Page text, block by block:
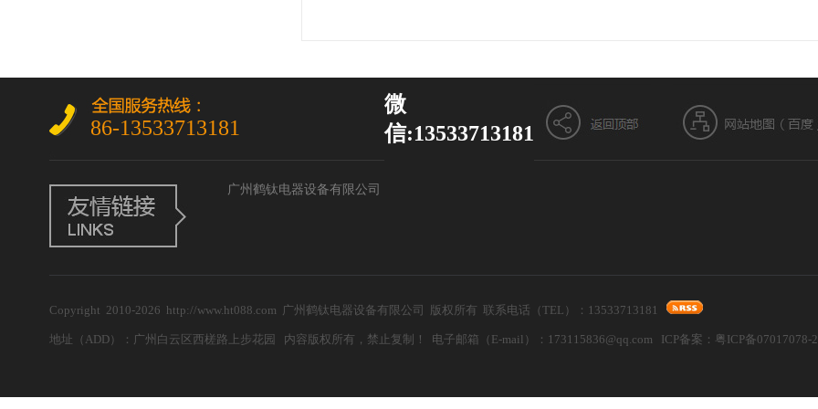
86-13533713181
微
信:13533713181
广州鹤钛电器设备有限公司
Copyright 2010-2026 http://www.ht088.com 广州鹤钛电器设备有限公司 版权所有 联系电话（TEL）：13533713181
地址（ADD）：广州白云区西槎路上步花园 内容版权所有，禁止复制！ 电子邮箱（E-mail）：173115836@qq.com ICP备案： 粤ICP备07017078-